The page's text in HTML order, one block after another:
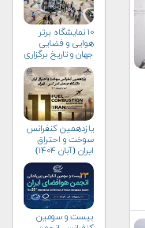
۱۰ نمایشگاه برتر
هوایی و فضایی
جهان و تاریخ برگزاری
آن‌ها
یازدهمین کنفرانس
سوخت و احتراق
ایران (آبان‌ ۱۴۰۴)
بیست و سومین